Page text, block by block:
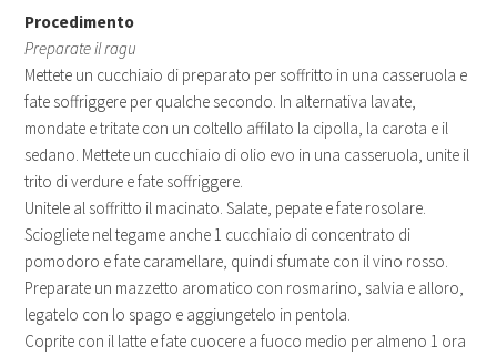
Procedimento
Preparate il ragu
Mettete un cucchiaio di preparato per soffritto in una casseruola e
fate soffriggere per qualche secondo. In alternativa lavate,
mondate e tritate con un coltello affilato la cipolla, la carota e il
sedano. Mettete un cucchiaio di olio evo in una casseruola, unite il
trito di verdure e fate soffriggere.
Unitele al soffritto il macinato. Salate, pepate e fate rosolare.
Sciogliete nel tegame anche 1 cucchiaio di concentrato di
pomodoro e fate caramellare, quindi sfumate con il vino rosso.
Preparate un mazzetto aromatico con rosmarino, salvia e alloro,
legatelo con lo spago e aggiungetelo in pentola.
Coprite con il latte e fate cuocere a fuoco medio per almeno 1 ora